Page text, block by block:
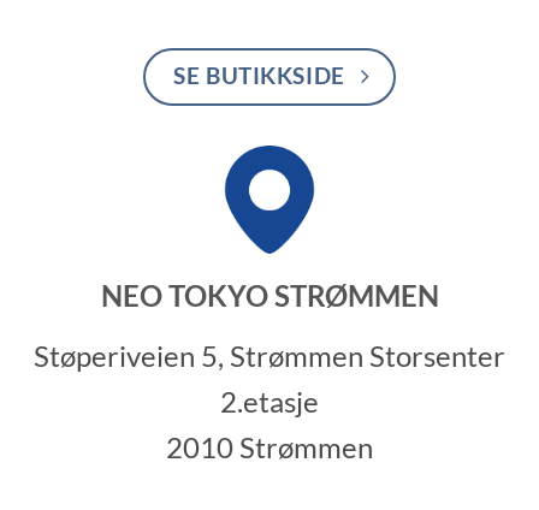
SE BUTIKKSIDE
NEO TOKYO STRØMMEN
Støperiveien 5, Strømmen Storsenter
2.etasje
2010 Strømmen